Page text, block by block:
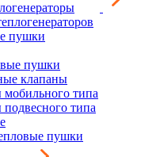
пушки
пушки
клапаны
мобильного типа
типа
пушки